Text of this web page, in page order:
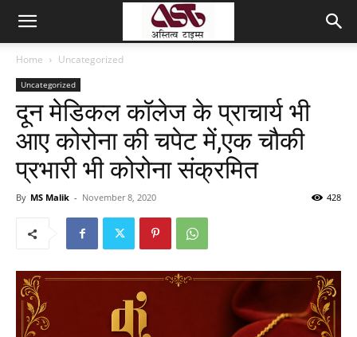
Home Uncategorized
Uncategorized
दून मेडिकल कॉलेज के प्राचार्य भी
आए कोरोना की चपेट में,एक चौकी
प्रभारी भी कोरोना संक्रमित
By MS Malik - November 8, 2020 428